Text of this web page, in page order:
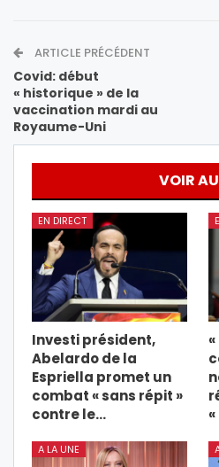
ARTICLE PRÉCÉDENT
Covid: début
« historique » de la
vaccination mardi au
Royaume-Uni
VOIR
EN DIRECT
Investi président,
Abelardo de la
Espriella promet un
combat « sans répit »
contre le…
A LA UNE